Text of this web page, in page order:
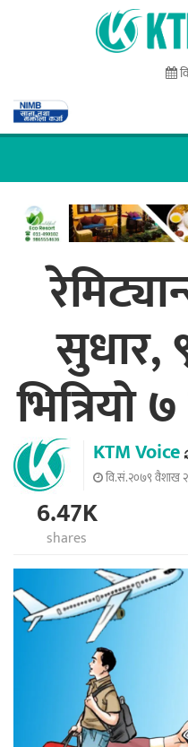
सुधार,
भित्रियो
KTM Voice
वि.सं.२०७९ वैशाख
6.47K
shares